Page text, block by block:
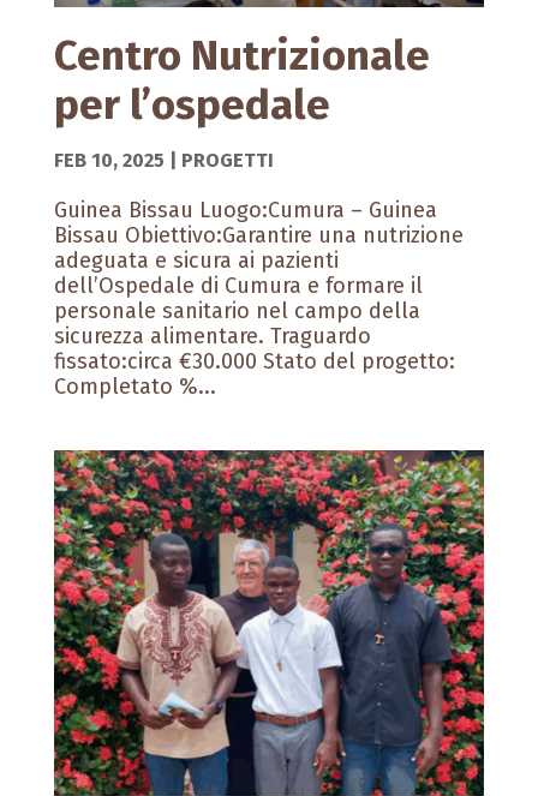
Centro Nutrizionale
per l’ospedale
FEB 10, 2025 PROGETTI
Guinea Bissau Luogo:Cumura – Guinea
Bissau Obiettivo:Garantire una nutrizione
adeguata e sicura ai pazienti
dell’Ospedale di Cumura e formare il
personale sanitario nel campo della
sicurezza alimentare. Traguardo
fissato:circa €30.000 Stato del progetto:
Completato %...